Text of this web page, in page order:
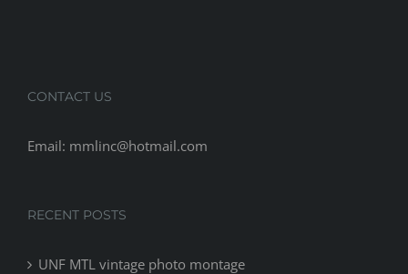
CONTACT US
Email: mmlinc@hotmail.com
RECENT POSTS
UNF MTL vintage photo montage